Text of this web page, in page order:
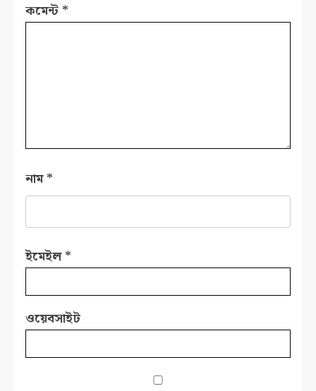
কমেন্ট *
নাম*
ইমেইল*
ওয়েবসাইট